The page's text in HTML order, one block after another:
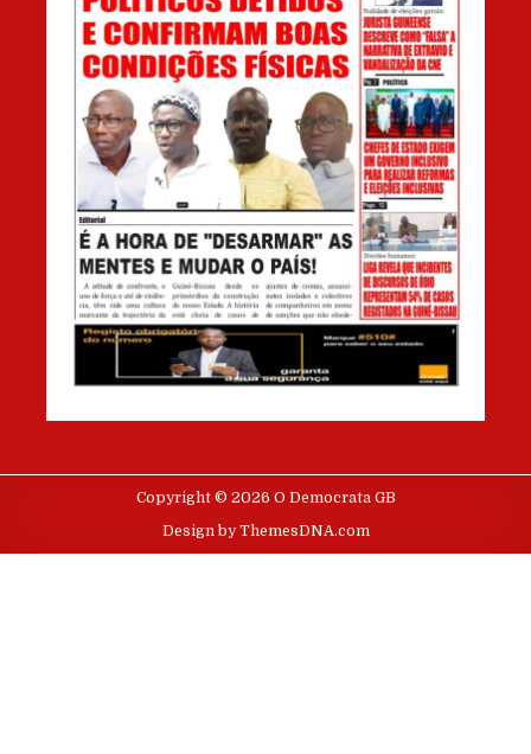
Copyright © 2026 O Democrata GB
Design by ThemesDNA.com